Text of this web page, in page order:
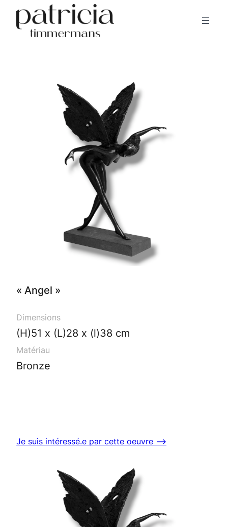
« Angel »
Dimensions
(H)51 x (L)28 x (l)38 cm
Matériau
Bronze
Je suis intéressé.e par cette oeuvre ⟶